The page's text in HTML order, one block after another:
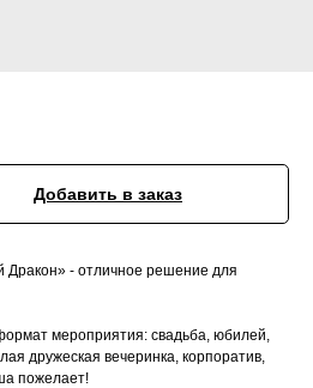
Добавить в заказ
Дракон» - отличное решение для
мероприятия: свадьба, юбилей,
дружеская вечеринка, корпоратив,
пожелает!